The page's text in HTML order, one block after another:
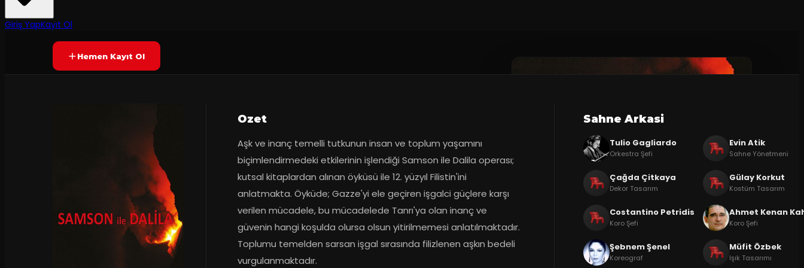
Giriş YapKayıt OlYAKINDA
Hemen Kayıt Ol
Ozet
Aşk ve inanç temelli tutkunun insan ve toplum yaşamını
biçimlendirmedeki etkilerinin işlendiği Samson ile Dalila operası;
kutsal kitaplardan alınan öyküsü ile 12. yüzyıl Filistin'ini
anlatmakta. Öyküde; Gazze'yi ele geçiren işgalci güçlere karşı
verilen mücadele, bu mücadelede Tanrı'ya olan inanç ve
güvenin hangi koşulda olursa olsun yitirilmemesi anlatılmaktadır.
Toplumu temelden sarsan işgal sırasında filizlenen aşkın bedeli
vurgulanmaktadır.
Sahne Arkasi
Tulio Gagliardo
Orkestra Şefi
Evin Atik
Sahne Yönetmeni
Çağda Çitkaya
Dekor Tasarım
Gülay Korkut
Kostüm Tasarım
Costantino Petridis
Koro Şefi
Ahmet Kenan
Koro Şefi
Şebnem Şenel
Koreograf
Müfit Özbek
Işık Tasarımı